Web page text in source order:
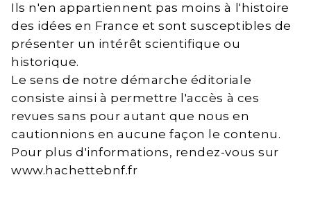
Ils n'en appartiennent pas moins à l'histoire
des idées en France et sont susceptibles de
présenter un intérêt scientifique ou
historique.
Le sens de notre démarche éditoriale
consiste ainsi à permettre l'accès à ces
revues sans pour autant que nous en
cautionnions en aucune façon le contenu.
Pour plus d'informations, rendez-vous sur
www.hachettebnf.fr